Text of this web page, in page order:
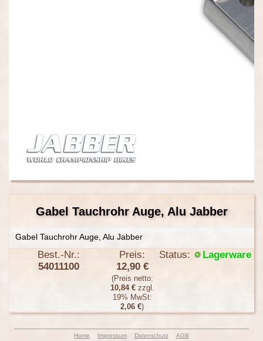
Gabel Tauchrohr Auge, Alu Jabber
Gabel Tauchrohr Auge, Alu Jabber
Best.-Nr.:
54011100
Status: Lagerware
Preis:
12,90 €
(Preis netto:
10,84 €zzgl.
19% MwSt:
2,06 €)
Home Impressum Datenschutz AGB